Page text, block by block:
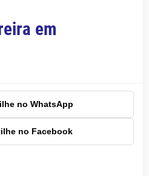
em
no WhatsApp
no Facebook